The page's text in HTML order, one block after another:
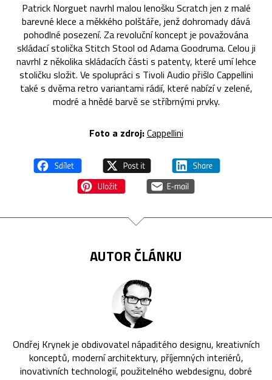
Patrick Norguet navrhl malou lenošku Scratch jen z malé
barevné klece a měkkého polštáře, jenž dohromady dává
pohodlné posezení. Za revoluční koncept je považována
skládací stolička Stitch Stool od Adama Goodruma. Celou ji
navrhl z několika skládacích části s patenty, které umí lehce
stoličku složit. Ve spolupráci s Tivoli Audio přišlo Cappellini
také s dvěma retro variantami rádií, které nabízí v zelené,
modré a hnědé barvě se stříbrnými prvky.
Foto a zdroj:Cappellini
AUTOR ČLÁNKU
Ondřej Krynek je obdivovatel nápaditého designu, kreativních
konceptů, moderní architektury, příjemných interiérů,
inovativních technologií, použitelného webdesignu, dobré